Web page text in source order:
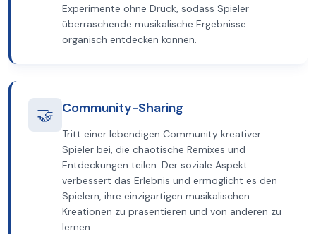
Experimente ohne Druck, sodass Spieler
überraschende musikalische Ergebnisse
organisch entdecken können.
🤝 Community-Sharing
Tritt einer lebendigen Community kreativer
Spieler bei, die chaotische Remixes und
Entdeckungen teilen. Der soziale Aspekt
verbessert das Erlebnis und ermöglicht es den
Spielern, ihre einzigartigen musikalischen
Kreationen zu präsentieren und von anderen zu
lernen.